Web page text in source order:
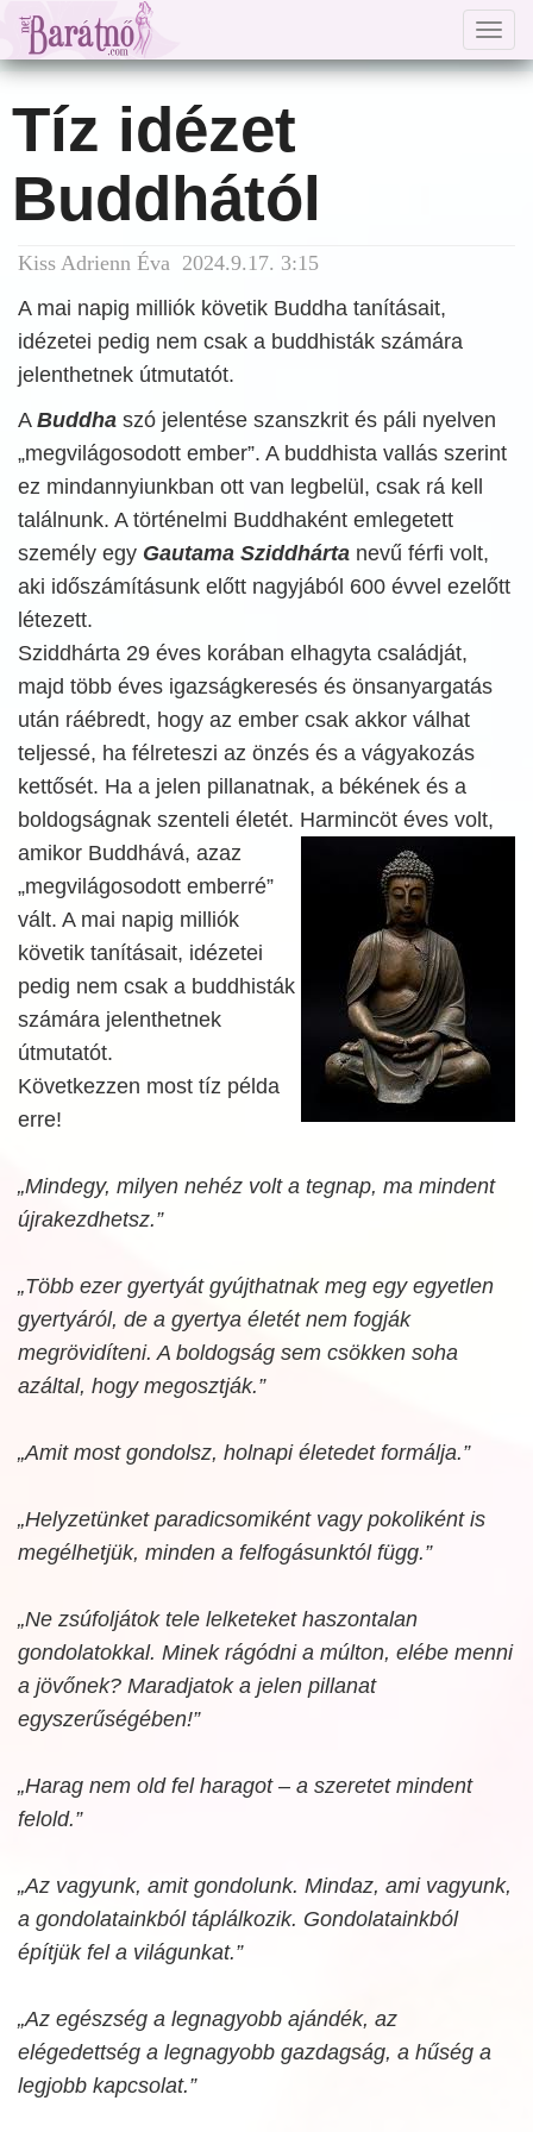
Tíz idézet
Buddhától
Kiss Adrienn Éva 2024.9.17. 3:15
A mai napig milliók követik Buddha tanításait,
idézetei pedig nem csak a buddhisták számára
jelenthetnek útmutatót.
A Buddha szó jelentése szanszkrit és páli nyelven
„megvilágosodott ember”. A buddhista vallás szerint
ez mindannyiunkban ott van legbelül, csak rá kell
találnunk. A történelmi Buddhaként emlegetett
személy egy Gautama Sziddhárta nevű férfi volt,
aki időszámításunk előtt nagyjából 600 évvel ezelőtt
létezett.
Sziddhárta 29 éves korában elhagyta családját,
majd több éves igazságkeresés és önsanyargatás
után ráébredt, hogy az ember csak akkor válhat
teljessé, ha félreteszi az önzés és a vágyakozás
kettősét. Ha a jelen pillanatnak, a békének és a
boldogságnak szenteli életét. Harmincöt éves volt,
amikor Buddhává, azaz
„megvilágosodott emberré”
vált. A mai napig milliók
követik tanításait, idézetei
pedig nem csak a buddhisták
számára jelenthetnek
útmutatót.
Következzen most tíz példa
erre!
„Mindegy, milyen nehéz volt a tegnap, ma mindent
újrakezdhetsz.”
„Több ezer gyertyát gyújthatnak meg egy egyetlen
gyertyáról, de a gyertya életét nem fogják
megrövidíteni. A boldogság sem csökken soha
azáltal, hogy megosztják.”
„Amit most gondolsz, holnapi életedet formálja.”
„Helyzetünket paradicsomiként vagy pokoliként is
megélhetjük, minden a felfogásunktól függ.”
„Ne zsúfoljátok tele lelketeket haszontalan
gondolatokkal. Minek rágódni a múlton, elébe menni
a jövőnek? Maradjatok a jelen pillanat
egyszerűségében!”
„Harag nem old fel haragot – a szeretet mindent
felold.”
„Az vagyunk, amit gondolunk. Mindaz, ami vagyunk,
a gondolatainkból táplálkozik. Gondolatainkból
építjük fel a világunkat.”
„Az egészség a legnagyobb ajándék, az
elégedettség a legnagyobb gazdagság, a hűség a
legjobb kapcsolat.”